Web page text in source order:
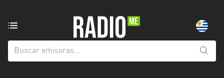
de
radio